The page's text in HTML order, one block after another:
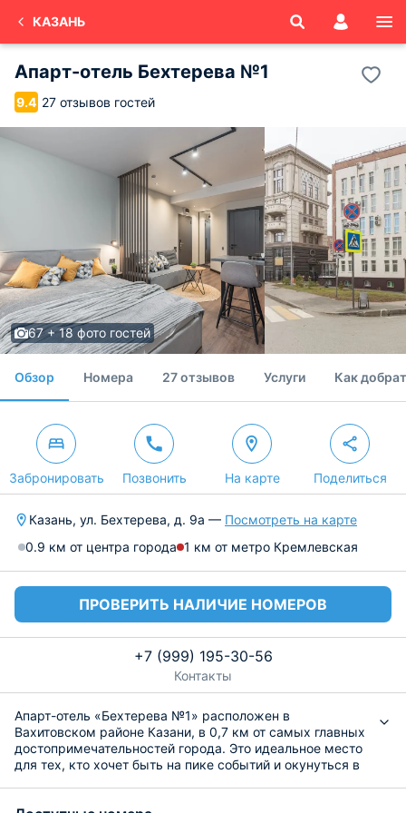
КАЗАНЬ
Апарт-отель Бехтерева №1
9.4 27 отзывов гостей
67 + 18 фото гостей
Обзор Номера 27 отзывов Услуги Как
Забронировать Позвонить На карте Поделиться
Казань, ул. Бехтерева, д. 9а — Посмотреть на карте
0.9 км от центра города 1 км от метро Кремлевская
ПРОВЕРИТЬ НАЛИЧИЕ НОМЕРОВ
+7 (999) 195-30-56
Контакты
Апарт-отель «Бехтерева №1» расположен в
Вахитовском районе Казани, в 0,7 км от самых главных
достопримечательностей города. Это идеальное место
для тех, кто хочет быть на пике событий и окунуться в